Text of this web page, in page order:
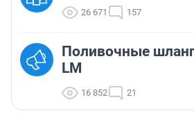
26 671 157
Поливочные
LM
16 852 21